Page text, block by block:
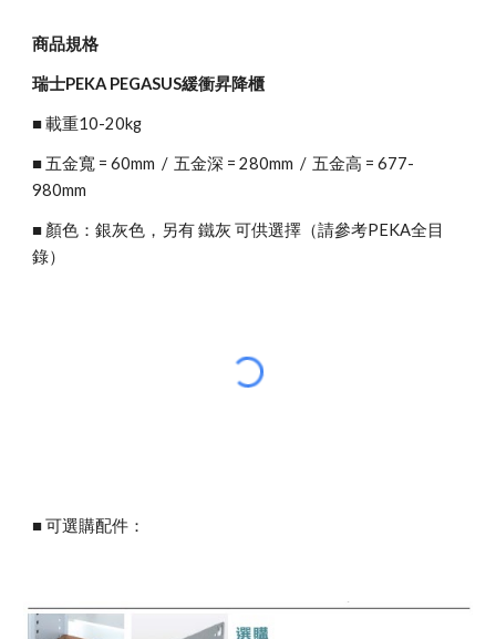
商品規格
瑞士PEKA PEGASUS緩衝昇降櫃
■ 載重10-20kg
■ 五金寬 = 60mm  /  五金深 = 280mm  /  五金高 = 677-
980mm
■ 顏色：銀灰色，另有 鐵灰 可供選擇（請參考PEKA全目
錄）
■ 可選購配件：